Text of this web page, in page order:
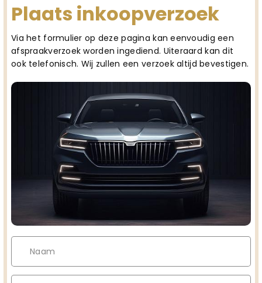
Plaats inkoopverzoek
Via het formulier op deze pagina kan eenvoudig een
afspraakverzoek worden ingediend. Uiteraard kan dit
ook telefonisch. Wij zullen een verzoek altijd bevestigen.